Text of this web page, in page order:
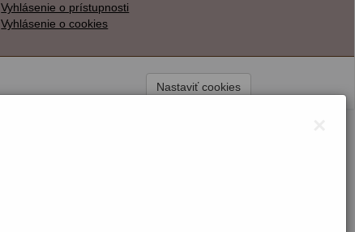
Vyhlásenie o prístupnosti
Vyhlásenie o cookies
Nastaviť cookies